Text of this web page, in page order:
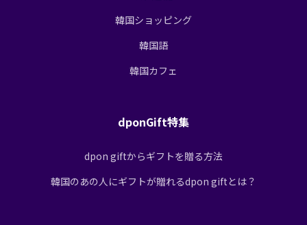
韓国ショッピング
韓国語
韓国カフェ
dponGift特集
dpon giftからギフトを贈る方法
韓国のあの人にギフトが贈れるdpon giftとは？